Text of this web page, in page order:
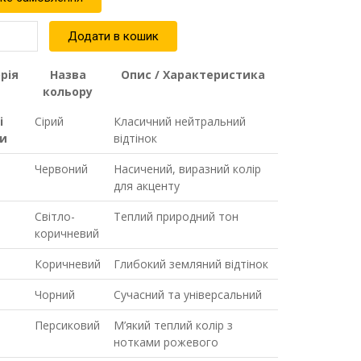
Додати в кошик
Назва
кольору
Опис / Характеристика
Сірий
Класичний нейтральний
відтінок
Червоний
Насичений, виразний колір
для акценту
Світло-
коричневий
Теплий природний тон
Коричневий
Глибокий земляний відтінок
Чорний
Сучасний та універсальний
Персиковий
М’який теплий колір з
нотками рожевого